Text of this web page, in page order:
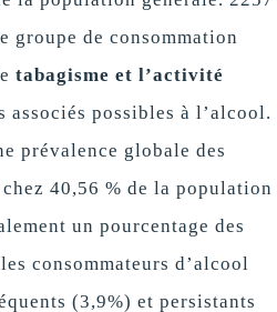
groupe de consommation
tabagisme et l’activité
associés possibles à l’alcool.
prévalence globale des
40,56 % de la population
un pourcentage des
consommateurs d’alcool
(3,9%) et persistants